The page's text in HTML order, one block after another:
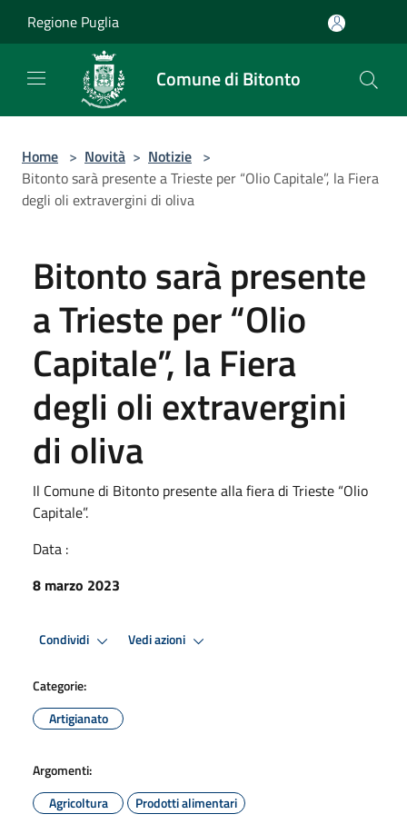
Regione Puglia
Comune di Bitonto
Home > Novità > Notizie >
Bitonto sarà presente a Trieste per “Olio Capitale”, la Fiera
degli oli extravergini di oliva
Bitonto sarà presente
a Trieste per “Olio
Capitale”, la Fiera
degli oli extravergini
di oliva
Il Comune di Bitonto presente alla fiera di Trieste “Olio
Capitale”.
Data :
8 marzo 2023
Condividi Vedi azioni
Categorie:
Artigianato
Argomenti:
Agricoltura
Prodotti alimentari